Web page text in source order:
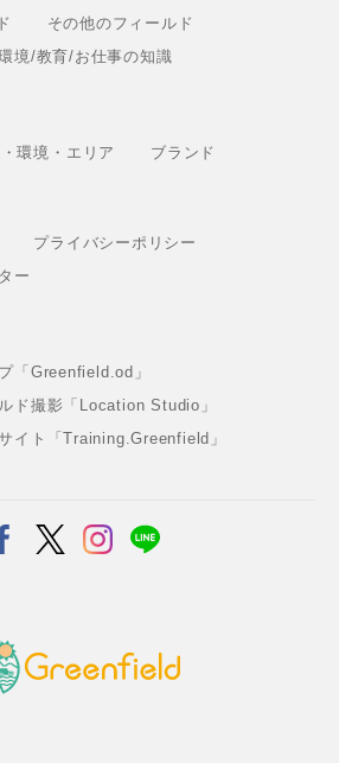
その他のフィールド
境/教育/お仕事の知識
環境・エリア ブランド
プライバシーポリシー
ー
「Greenfield.od」
ド撮影「Location Studio」
イト「Training.Greenfield」